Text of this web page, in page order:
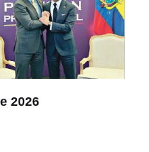
2026